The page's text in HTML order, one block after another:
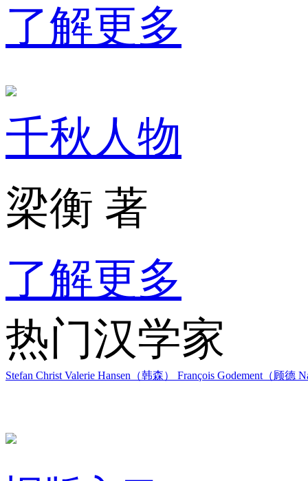
了解更多
千秋人物
梁衡 著
了解更多
热门汉学家
Stefan Christ Valerie Hansen（韩森） François Godement（顾德